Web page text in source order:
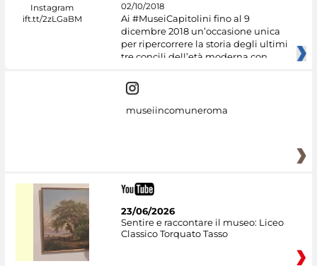
02/10/2018
Ai #MuseiCapitolini fino al 9
dicembre 2018 un’occasione unica
per ripercorrere la storia degli ultimi
tre concili dell’età moderna con
museiincomuneroma
23/06/2026
Sentire e raccontare il museo: Liceo
Classico Torquato Tasso